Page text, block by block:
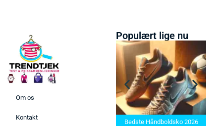
Om os
Kontakt
Populært lige nu
Bedste Saunatæppe 2025 –
Find de bedste produkter her!
Bedste Håndboldsko 2026